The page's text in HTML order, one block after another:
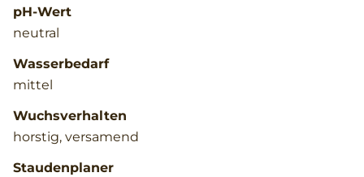
pH-Wert
neutral
Wasserbedarf
mittel
Wuchsverhalten
horstig, versamend
Staudenplaner